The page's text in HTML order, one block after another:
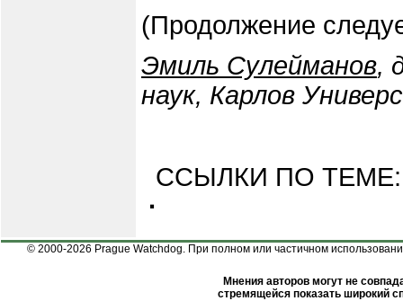
(Продолжение
Эмиль Сулейманов,
наук, Карлов
ССЫЛКИ ПО ТЕМЕ:
·
© 2000-2026 Prague Watchdog. При полном или частичном
Мнения авторов могут не
стремящейся показать широкий